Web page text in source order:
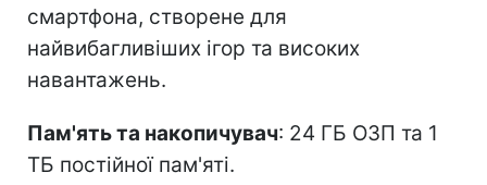
смартфона, створене для
найвибагливіших ігор та високих
навантажень.
Пам'ять та накопичувач: 24 ГБ ОЗП та 1
ТБ постійної пам'яті.